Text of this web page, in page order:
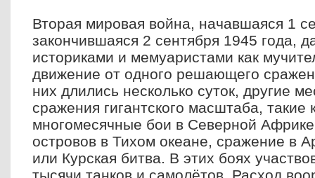
Вторая мировая война, начавшаяся 1
закончившаяся 2 сентября 1945 года,
историками и мемуаристами как
движение от одного решающего
них длились несколько суток, другие
сражения гигантского масштаба, такие
многомесячные бои в Северной
островов в Тихом океане, сражение в
или Курская битва. В этих боях